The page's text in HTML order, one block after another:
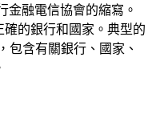
融電信協會的縮寫。
的銀行和國家。典型的
包含有關銀行、國家、